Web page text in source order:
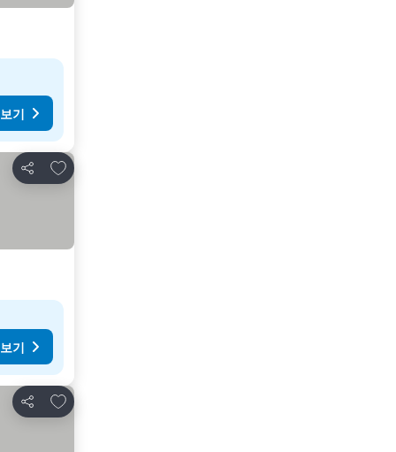
기
공유
즐겨찾기에 추가
기
공유
즐겨찾기에 추가